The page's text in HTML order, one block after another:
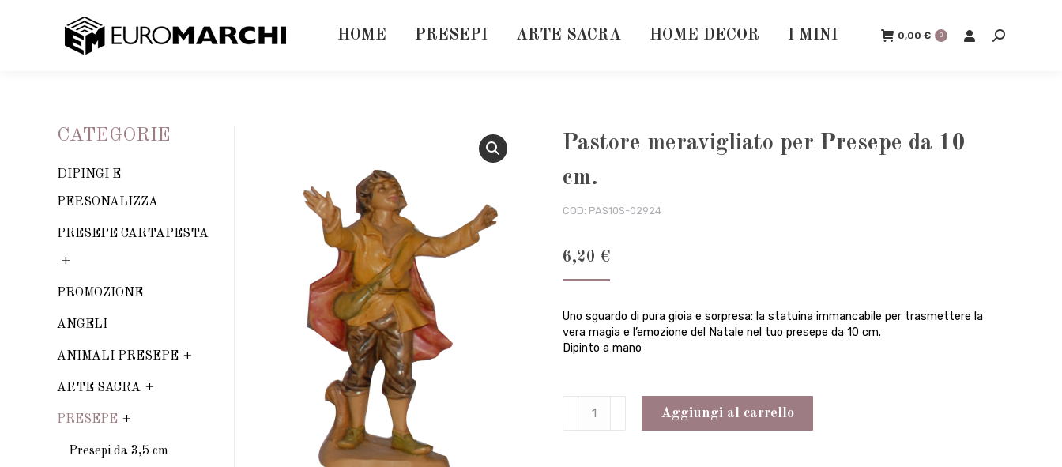
HOME PRESEPI ARTE SACRA HOME DECOR I MINI 0,00 € 0 Cerca:
Pastore meravigliato per Presepe da 10
cm.
COD: PAS10S-02924
6,20 €
Uno sguardo di pura gioia e sorpresa: la statuina immancabile per trasmettere la
vera magia e l’emozione del Natale nel tuo presepe da 10 cm.
Dipinto a mano
Pastore
meravigliato
Aggiungi al carrello
CATEGORIE
DIPINGI E
PERSONALIZZA
PRESEPE CARTAPESTA
PROMOZIONE
ANGELI
ANIMALI PRESEPE
ARTE SACRA
PRESEPE
Presepi da 3,5 cm